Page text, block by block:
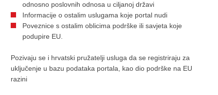
odnosno poslovnih odnosa u ciljanoj državi
Informacije o ostalim uslugama koje portal nudi
Poveznice s ostalim oblicima podrške ili savjeta koje
podupire EU.
Pozivaju se i hrvatski pružatelji usluga da se registriraju za
uključenje u bazu podataka portala, kao dio podrške na EU
razini